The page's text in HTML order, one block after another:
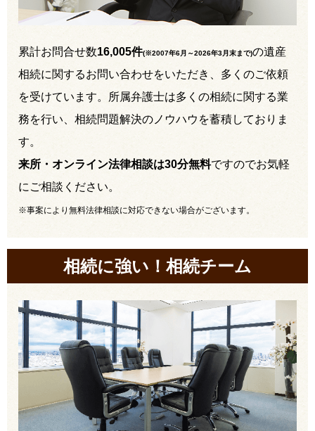
累計お問合せ数16,005件(※2007年6月～2026年3月末まで)の遺産
相続に関するお問い合わせをいただき、多くのご依頼
を受けています。所属弁護士は多くの相続に関する業
務を行い、相続問題解決のノウハウを蓄積しておりま
す。
来所・オンライン法律相談は30分無料ですのでお気軽
にご相談ください。
※事案により無料法律相談に対応できない場合がございます。
相続に強い！相続チーム